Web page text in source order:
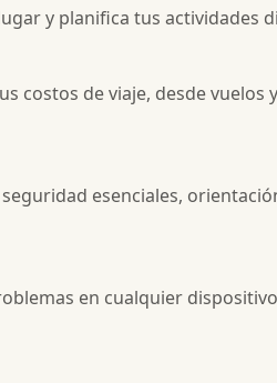
y planifica tus actividades
costos de viaje, desde vuelos
esenciales,
en cualquier